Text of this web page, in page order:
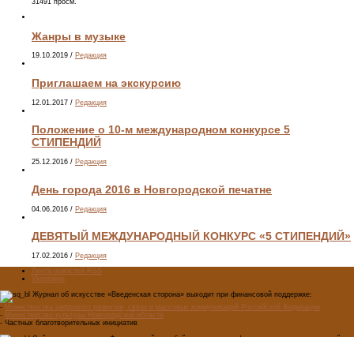
Жанры в музыке
19.10.2019 / Редакция
Приглашаем на экскурсию
12.01.2017 / Редакция
Положение о 10-м международном конкурсе 5
СТИПЕНДИЙ
25.12.2016 / Редакция
День города 2016 в Новгородской печатне
04.06.2016 / Редакция
ДЕВЯТЫЙ МЕЖДУНАРОДНЫЙ КОНКУРС «5 СТИПЕНДИЙ»
17.02.2016 / Редакция
Лента новостей RSS
Vkontakte
Журнал об искусстве «Введенская сторона» выходит при финансовой поддержке:
- Министерства цифрового развития, связи и массовых коммуникаций Российской Федерации
- Министерство культуры Новгородской области
- Частных благотворительных инициатив